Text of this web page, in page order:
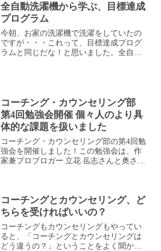
いです。まあ、何事もない...
全自動洗濯機から学ぶ、目標達成
プログラム
今朝、お家の洗濯機で洗濯をしていたの
ですが・・・これって、目標達成プログ
ラムと同じだな！と思いました。全自動
コーチング・カウンセリング部
第4回勉強会開催 個々人のより具
体的な課題を扱いました
コーチング・カウンセリング部の第4回勉
強会を開催しました！この勉強会は、作
家兼プロブロガー 立花 岳志さんと奥さん
リングというのは...
コーチングとカウンセリング、ど
ちらを受ければいいの？
コーチングもカウンセリングもやってい
ると、「コーチングとカウンセリングは
どう違うの？」ということをよく聞かれ